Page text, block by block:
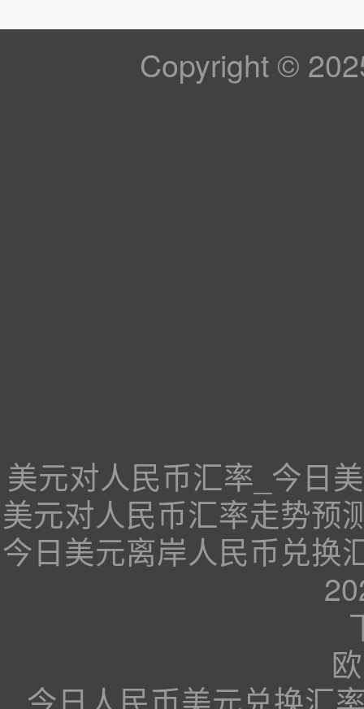
Copyright ©
美元对人民币汇率_今日
美元对人民币汇率走势预
今日美元离岸人民币兑换
今日人民币美元兑换汇